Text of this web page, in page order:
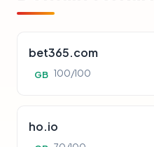
bet365.com
GB 100/100
ho.io